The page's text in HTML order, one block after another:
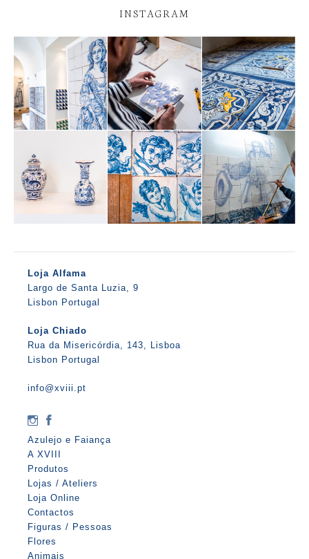
INSTAGRAM
Loja Alfama
Largo de Santa Luzia, 9
Lisbon Portugal
Loja Chiado
Rua da Misericórdia, 143, Lisboa
Lisbon Portugal
info@xviii.pt
Azulejo e Faiança
A XVIII
Produtos
Lojas / Ateliers
Loja Online
Contactos
Figuras / Pessoas
Flores
Animais